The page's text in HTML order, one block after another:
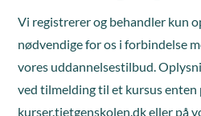
Vi registrerer og behandler kun
nødvendige for os i forbindelse
vores uddannelsestilbud.
ved tilmelding til et kursus enten
kurser.tietgenskolen.dk eller på